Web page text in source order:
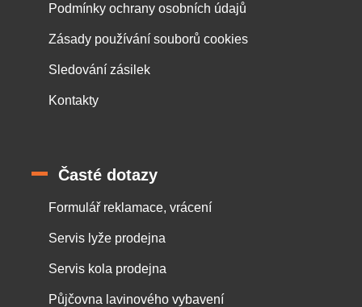
Podmínky ochrany osobních údajů
Zásady používání souborů cookies
Sledování zásilek
Kontakty
Časté dotazy
Formulář reklamace, vrácení
Servis lyže prodejna
Servis kola prodejna
Půjčovna lavinového vybavení